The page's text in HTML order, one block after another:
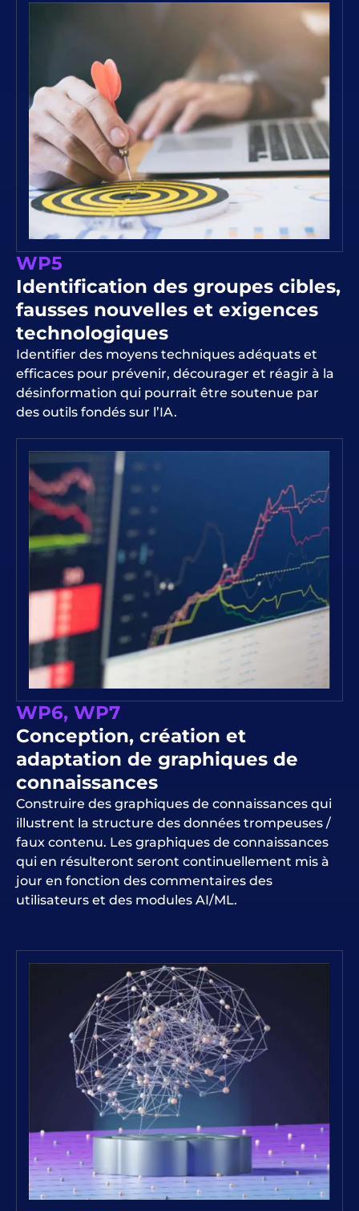
WP5
Identification des groupes cibles,
fausses nouvelles et exigences
technologiques
Identifier des moyens techniques adéquats et
efficaces pour prévenir, décourager et réagir à la
désinformation qui pourrait être soutenue par
des outils fondés sur l’IA.
WP6, WP7
Conception, création et
adaptation de graphiques de
connaissances
Construire des graphiques de connaissances qui
illustrent la structure des données trompeuses /
faux contenu. Les graphiques de connaissances
qui en résulteront seront continuellement mis à
jour en fonction des commentaires des
utilisateurs et des modules AI/ML.